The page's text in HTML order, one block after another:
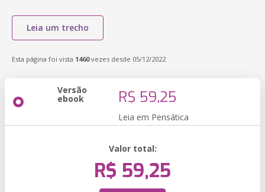
Leia um trecho
Esta página foi vista 1460vezes desde 05/12/2022
Versão
ebook R$ 59,25
Leia em Pensática
Valor total:
R$ 59,25